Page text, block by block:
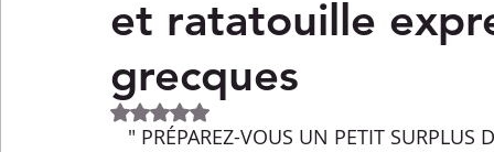
Menus de la semaine Pasta Petits-déjeuners
et ratatouille
grecques
Noté NaN étoiles sur 5.
" PRÉPAREZ-VOUS UN PETIT SURPLUS